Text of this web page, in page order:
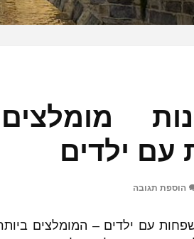
עם ילדים
הוספת תגובה
עם ילדים – המומלצים